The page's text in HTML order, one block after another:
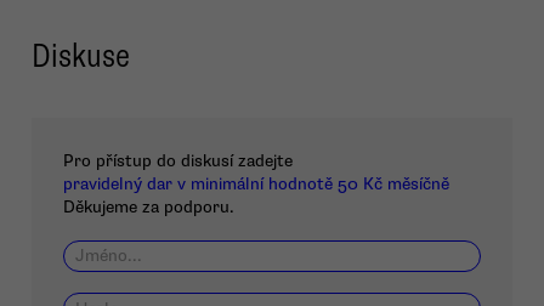
Diskuse
Pro přístup do diskusí zadejte
pravidelný dar v minimální hodnotě 50 Kč měsíčně
Děkujeme za podporu.